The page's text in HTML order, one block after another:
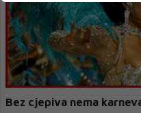
Bez cjepiva nema